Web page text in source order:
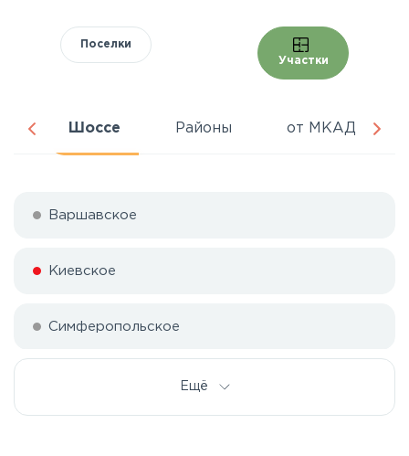
Поселки
Участки
Шоссе Районы от МКАД
Варшавское
Киевское
Симферопольское
Ещё